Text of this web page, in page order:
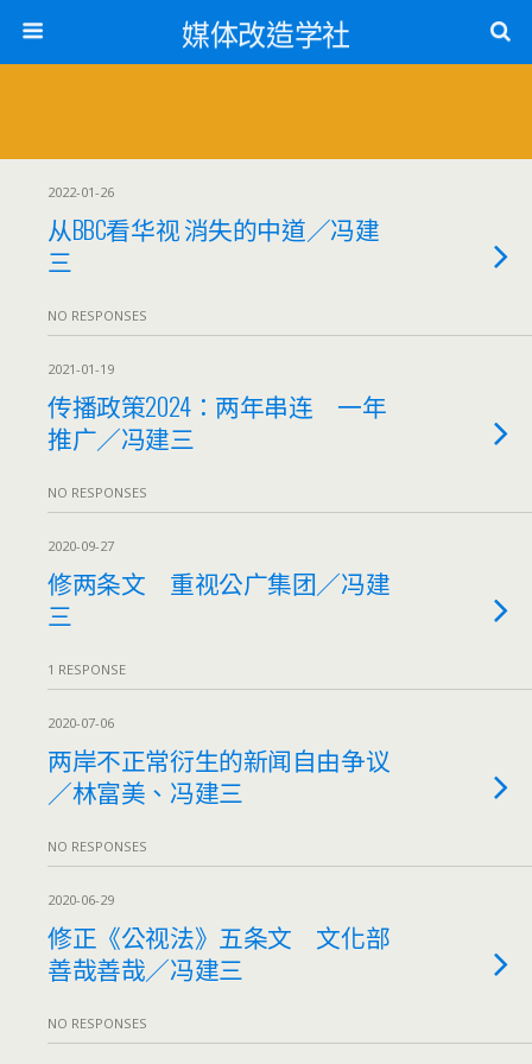
媒体改造学社
2022-01-26
从BBC看华视 消失的中道／冯建
三
NO RESPONSES
2021-01-19
传播政策2024：两年串连 一年
推广／冯建三
NO RESPONSES
2020-09-27
修两条文 重视公广集团／冯建
三
1 RESPONSE
2020-07-06
两岸不正常衍生的新闻自由争议
／林富美、冯建三
NO RESPONSES
2020-06-29
修正《公视法》五条文 文化部
善哉善哉／冯建三
NO RESPONSES